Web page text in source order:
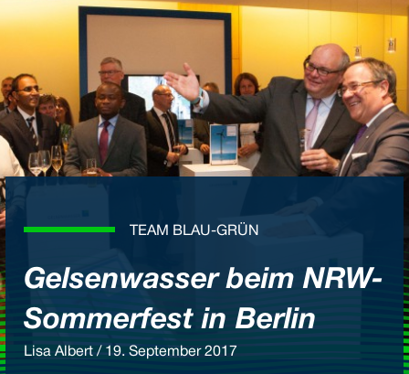
TEAM BLAU-GRÜN
Gelsenwasser beim NRW-
Sommerfest in Berlin
Lisa Albert / 19. September 2017